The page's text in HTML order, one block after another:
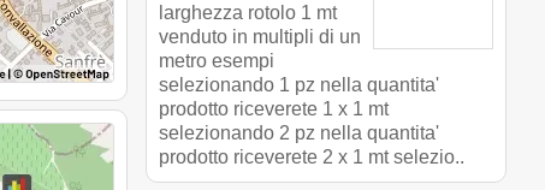
larghezza rotolo 1 mt
venduto in multipli di un
metro esempi
selezionando 1 pz nella quantita'
prodotto riceverete 1 x 1 mt
selezionando 2 pz nella quantita'
prodotto riceverete 2 x 1 mt selezio..